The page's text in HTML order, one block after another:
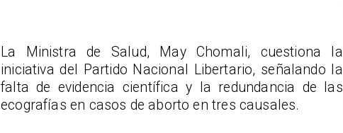
La Ministra de Salud, May Chomali, cuestiona la
iniciativa del Partido Nacional Libertario, señalando la
falta de evidencia científica y la redundancia de las
ecografías en casos de aborto en tres causales.